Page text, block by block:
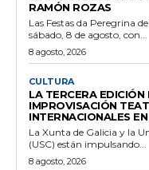
RAMÓN ROZAS
Las Festas da Peregrina
sábado, 8 de agosto, con...
8 agosto, 2026
CULTURA
LA TERCERA
IMPROVISACIÓN
INTERNACIONALES
La Xunta de Galicia y la
(USC) están impulsando...
8 agosto, 2026